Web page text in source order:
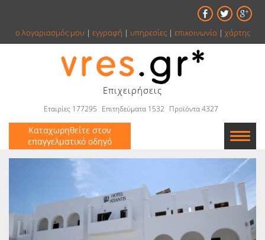
ο λογαριασμός μου | εγγραφή | υπηρεσίες| επικοινωνία| χάρτης
Επιχειρήσεις
Εταιρίες 177295 Επιτηδεύματα 1532 Προϊόντα 4327
Καταχωρηθείτε στον
επαγγελματικό οδηγό
Εταιρείες
Κατάλογος
Αγγελίες